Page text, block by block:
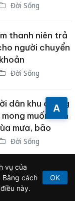
A
Đời Sống
thanh niên trả
người chuyển
Đời Sống
dân khu chung
muốn sớm
mưa, bão
Đời Sống
8: Bắc Bộ tiếp
Nguyên và
có dông
vụ của
Bằng cách
này.
OK